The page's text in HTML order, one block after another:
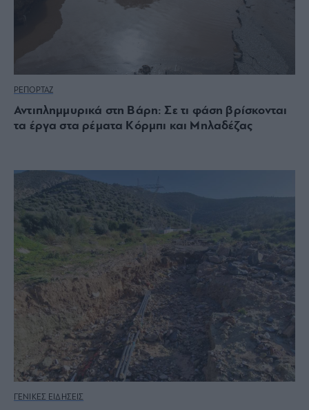
ΡΕΠΟΡΤΑΖ
Αντιπλημμυρικά στη Βάρη: Σε τι φάση βρίσκονται
τα έργα στα ρέματα Κόρμπι και Μηλαδέζας
ΓΕΝΙΚΕΣ ΕΙΔΗΣΕΙΣ